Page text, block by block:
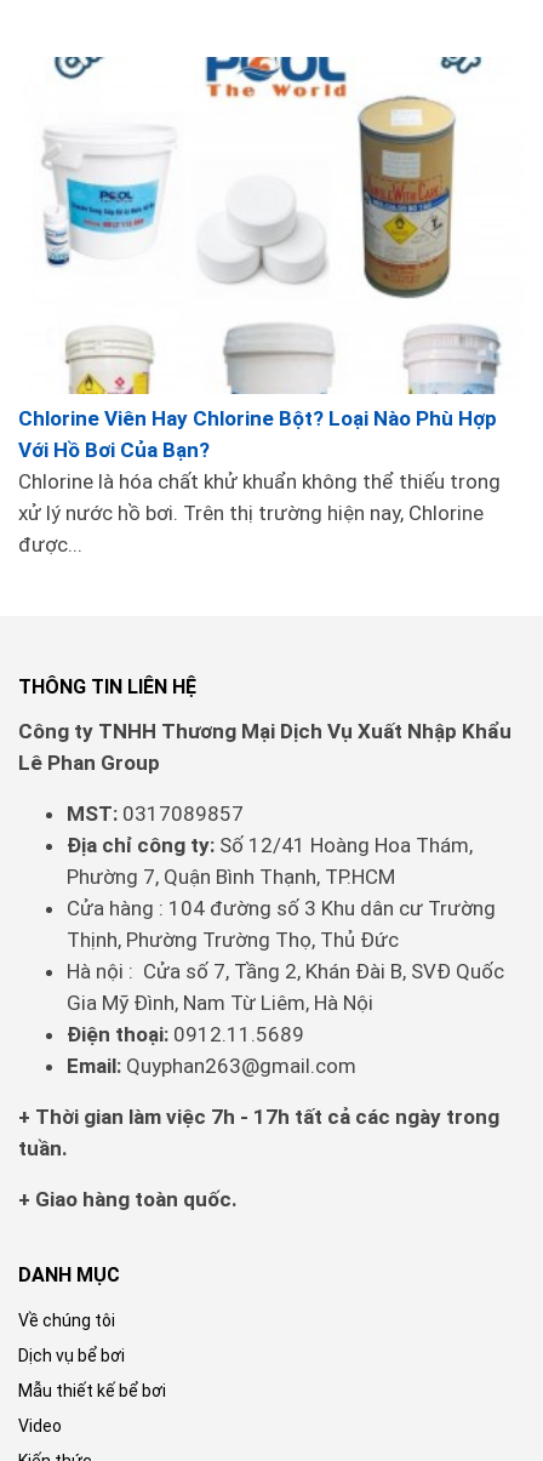
hiệu quả hoạt động của bàn hút.
4. Sào nhôm - công cụ kết hợp với bàn hút
đáy tăng hiệu quả
nâng cao hiệu quả làm sạch mà còn tiết kiệm thời
gian và công sức. Dưới đây là một số lợi ích
của việc sử dụng sào nhôm cùng với bàn hút đáy:
Tăng cường khả năng tiếp cận
Sào nhôm có chiều dài linh hoạt, cho phép người
sử dụng dễ dàng tiếp cận các khu vực sâu và xa
trong hồ bơi. Khi kết hợp với bàn hút đáy, sào nhôm
giúp người dùng dễ dàng điều chỉnh vị trí của bàn
hút, đảm bảo rằng mọi góc cạnh của hồ bơi đều
được làm sạch.
Tiết kiệm thời gian
làm sạch hồ bơi một cách nhanh chóng và
bơi để làm sạch từng khu vực, người dùng chỉ
cần sử dụng sào nhôm để điều khiển bàn hút đáy,
giúp tiết kiệm thời gian và công sức.
Giảm thiểu sự mệt mỏi
Sào nhôm nhẹ và dễ sử dụng, giúp giảm thiểu sự
Chlorine Viên Hay Chlorine Bột? Loại Nào Phù Hợp
Với Hồ Bơi Của Bạn?
Chlorine là hóa chất khử khuẩn không thể thiếu trong
xử lý nước hồ bơi. Trên thị trường hiện nay, Chlorine
được...
THÔNG TIN LIÊN HỆ
Công ty TNHH Thương Mại Dịch Vụ Xuất Nhập Khẩu
Lê Phan Group
MST: 0317089857
Địa chỉ công ty: Số 12/41 Hoàng Hoa Thám,
Phường 7, Quận Bình Thạnh, TP.HCM
Cửa hàng : 104 đường số 3 Khu dân cư Trường
Thịnh, Phường Trường Thọ, Thủ Đức
Hà nội : Cửa số 7, Tầng 2, Khán Đài B, SVĐ Quốc
Gia Mỹ Đình, Nam Từ Liêm, Hà Nội
Điện thoại: 0912.11.5689
Email: Quyphan263@gmail.com
+ Thời gian làm việc 7h - 17h tất cả các ngày trong
tuần.
+ Giao hàng toàn quốc.
DANH MỤC
Về chúng tôi
Dịch vụ bể bơi
Mẫu thiết kế bể bơi
Video